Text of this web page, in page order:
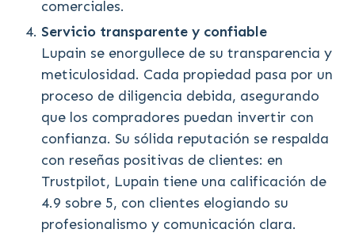
comerciales.
Servicio transparente y confiable
Lupain se enorgullece de su transparencia y
meticulosidad. Cada propiedad pasa por un
proceso de diligencia debida, asegurando
que los compradores puedan invertir con
confianza. Su sólida reputación se respalda
con reseñas positivas de clientes: en
Trustpilot, Lupain tiene una calificación de
4.9 sobre 5, con clientes elogiando su
profesionalismo y comunicación clara.